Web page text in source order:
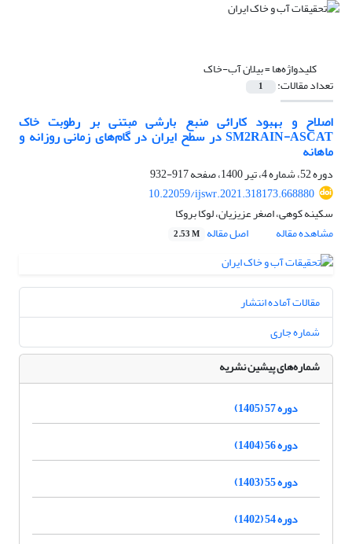
کلیدواژه‌ها =بیلان آب-خاک
تعداد مقالات: 1
اصلاح و بهبود کارائی منبع بارشی مبتنی بر رطوبت خاک
SM2RAIN-ASCAT در سطح ایران در گام‌های زمانی روزانه و
ماهانه
دوره 52، شماره 4، تیر 1400، صفحه
917-932
10.22059/ijswr.2021.318173.668880
سکینه کوهی، اصغر عزیزیان، لوکا بروکا
مشاهده مقاله
اصل مقاله 2.53 M
مقالات آماده انتشار
شماره جاری
شماره‌های پیشین نشریه
دوره 57 (1405)
دوره 56 (1404)
دوره 55 (1403)
دوره 54 (1402)